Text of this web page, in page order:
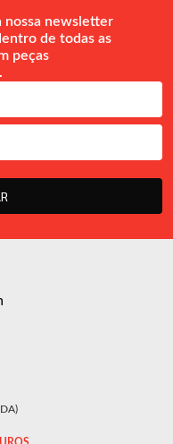
nossa newsletter
de todas as
peças